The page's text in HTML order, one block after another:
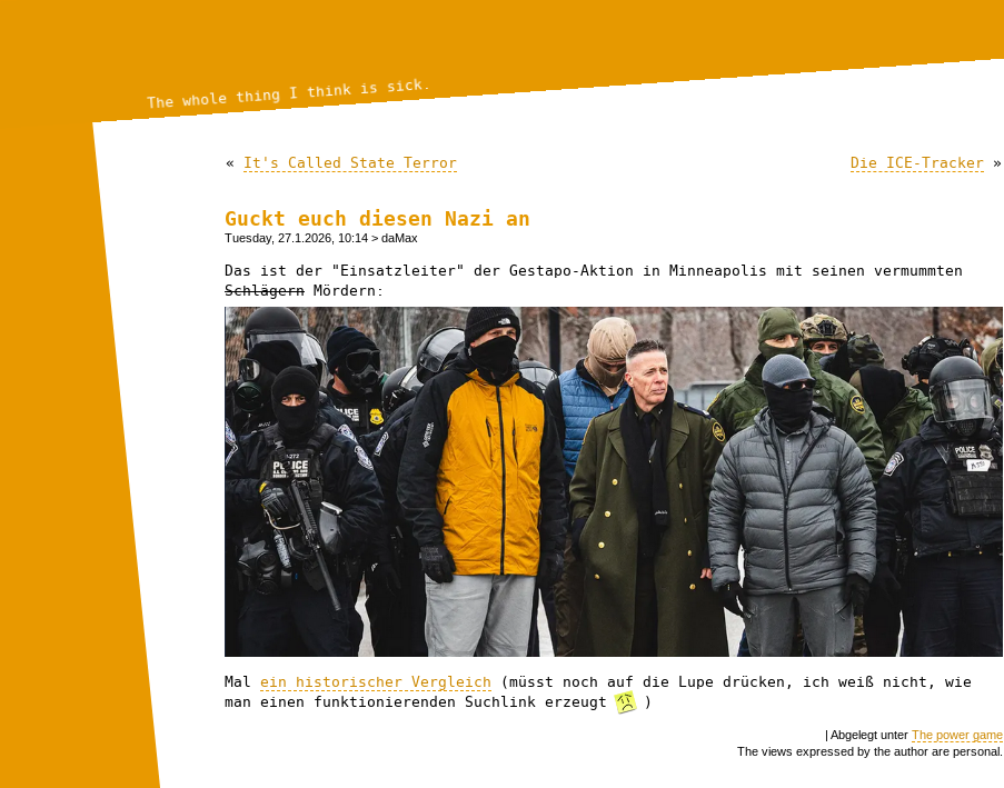
The whole thing I think is sick.
« It's Called State Terror Die ICE-Tracker »
Guckt euch diesen Nazi an
Tuesday, 27.1.2026, 10:14 > daMax
Das ist der "Einsatzleiter" der Gestapo-Aktion in Minneapolis mit seinen vermummten
Schlägern Mördern:
Mal ein historischer Vergleich (müsst noch auf die Lupe drücken, ich weiß nicht, wie
man einen funktionierenden Suchlink erzeugt
)
| Abgelegt unter The power game
The views expressed by the author are personal.